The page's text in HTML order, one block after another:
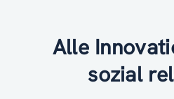
Alle
sozial